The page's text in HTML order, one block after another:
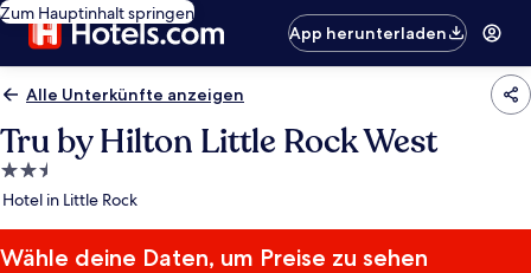
Zum Hauptinhalt springen
App herunterladen
Alle Unterkünfte anzeigen
Tru by Hilton Little Rock West
2.5-
Sterne-
Hotel in Little Rock
Wähle deine Daten, um Preise zu sehen